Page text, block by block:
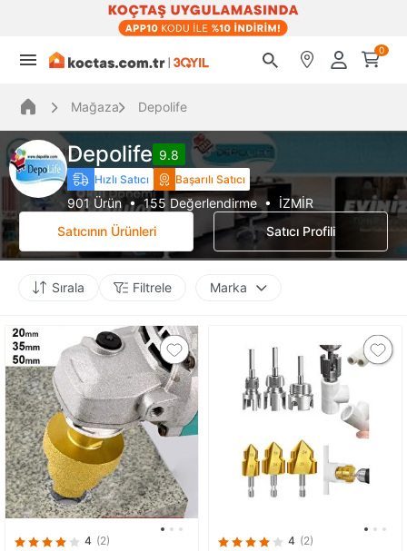
0
Mağaza Depolife
Depolife 9.8
Hızlı Satıcı Başarılı Satıcı
901 Ürün • 155 Değerlendirme • İZMİR
Satıcının Ürünleri
Satıcı Profili
Sırala Filtrele Marka
4 (2) 4 (2)